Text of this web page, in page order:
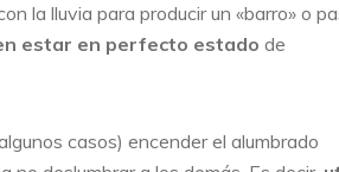
la lluvia para producir un «barro» o
estar en perfecto estado de
casos) encender el alumbrado